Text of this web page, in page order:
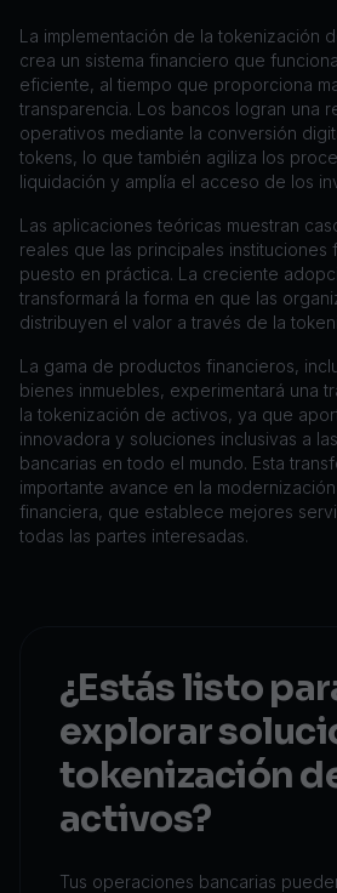
La implementación de la tokenización
crea un sistema financiero que
eficiente, al tiempo que proporciona
transparencia. Los bancos logran una
operativos mediante la conversión
tokens, lo que también agiliza los
liquidación y amplía el acceso de los
Las aplicaciones teóricas muestran
reales que las principales instituciones
puesto en práctica. La creciente
transformará la forma en que las
distribuyen el valor a través de la
La gama de productos financieros,
bienes inmuebles, experimentará una
la tokenización de activos, ya que
innovadora y soluciones inclusivas a
bancarias en todo el mundo. Esta
importante avance en la
financiera, que establece mejores
todas las partes interesadas.
¿Estás listo
explorar
tokenización
activos?
Tus operaciones bancarias